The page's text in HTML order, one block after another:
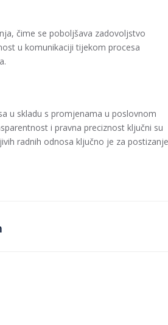
čime se poboljšava zadovoljstvo
u komunikaciji tijekom procesa
u skladu s promjenama u poslovnom
i pravna preciznost ključni su
radnih odnosa ključno je za postizanje